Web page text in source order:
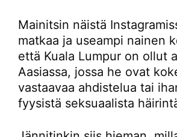
Mainitsin näistä
matkaa ja useampi nainen
että Kuala Lumpur on ollut
Aasiassa, jossa he ovat
vastaavaa ahdistelua tai
fyysistä seksuaalista